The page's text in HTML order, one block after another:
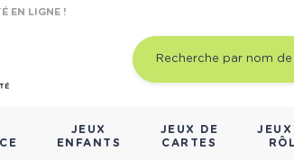
EN LIGNE !
JEUX
ENFANTS
JEUX DE
CARTES
JEUX